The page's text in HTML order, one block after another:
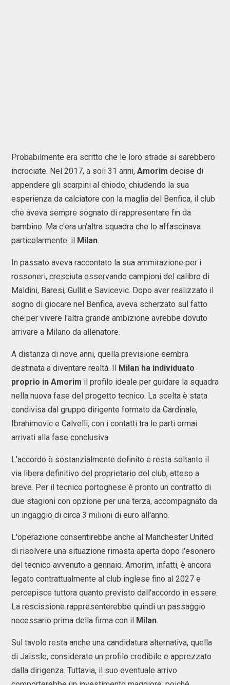
Probabilmente era scritto che le loro strade si sarebbero
incrociate. Nel 2017, a soli 31 anni, Amorim decise di
appendere gli scarpini al chiodo, chiudendo la sua
esperienza da calciatore con la maglia del Benfica, il club
che aveva sempre sognato di rappresentare fin da
bambino. Ma c'era un'altra squadra che lo affascinava
particolarmente: il Milan.
In passato aveva raccontato la sua ammirazione per i
rossoneri, cresciuta osservando campioni del calibro di
Maldini, Baresi, Gullit e Savicevic. Dopo aver realizzato il
sogno di giocare nel Benfica, aveva scherzato sul fatto
che per vivere l'altra grande ambizione avrebbe dovuto
arrivare a Milano da allenatore.
A distanza di nove anni, quella previsione sembra
destinata a diventare realtà. Il Milan ha individuato
proprio in Amorim il profilo ideale per guidare la squadra
nella nuova fase del progetto tecnico. La scelta è stata
condivisa dal gruppo dirigente formato da Cardinale,
Ibrahimovic e Calvelli, con i contatti tra le parti ormai
arrivati alla fase conclusiva.
L'accordo è sostanzialmente definito e resta soltanto il
via libera definitivo del proprietario del club, atteso a
breve. Per il tecnico portoghese è pronto un contratto di
due stagioni con opzione per una terza, accompagnato da
un ingaggio di circa 3 milioni di euro all'anno.
L'operazione consentirebbe anche al Manchester United
di risolvere una situazione rimasta aperta dopo l'esonero
del tecnico avvenuto a gennaio. Amorim, infatti, è ancora
legato contrattualmente al club inglese fino al 2027 e
percepisce tuttora quanto previsto dall'accordo in essere.
La rescissione rappresenterebbe quindi un passaggio
necessario prima della firma con il Milan.
Sul tavolo resta anche una candidatura alternativa, quella
di Jaissle, considerato un profilo credibile e apprezzato
dalla dirigenza. Tuttavia, il suo eventuale arrivo